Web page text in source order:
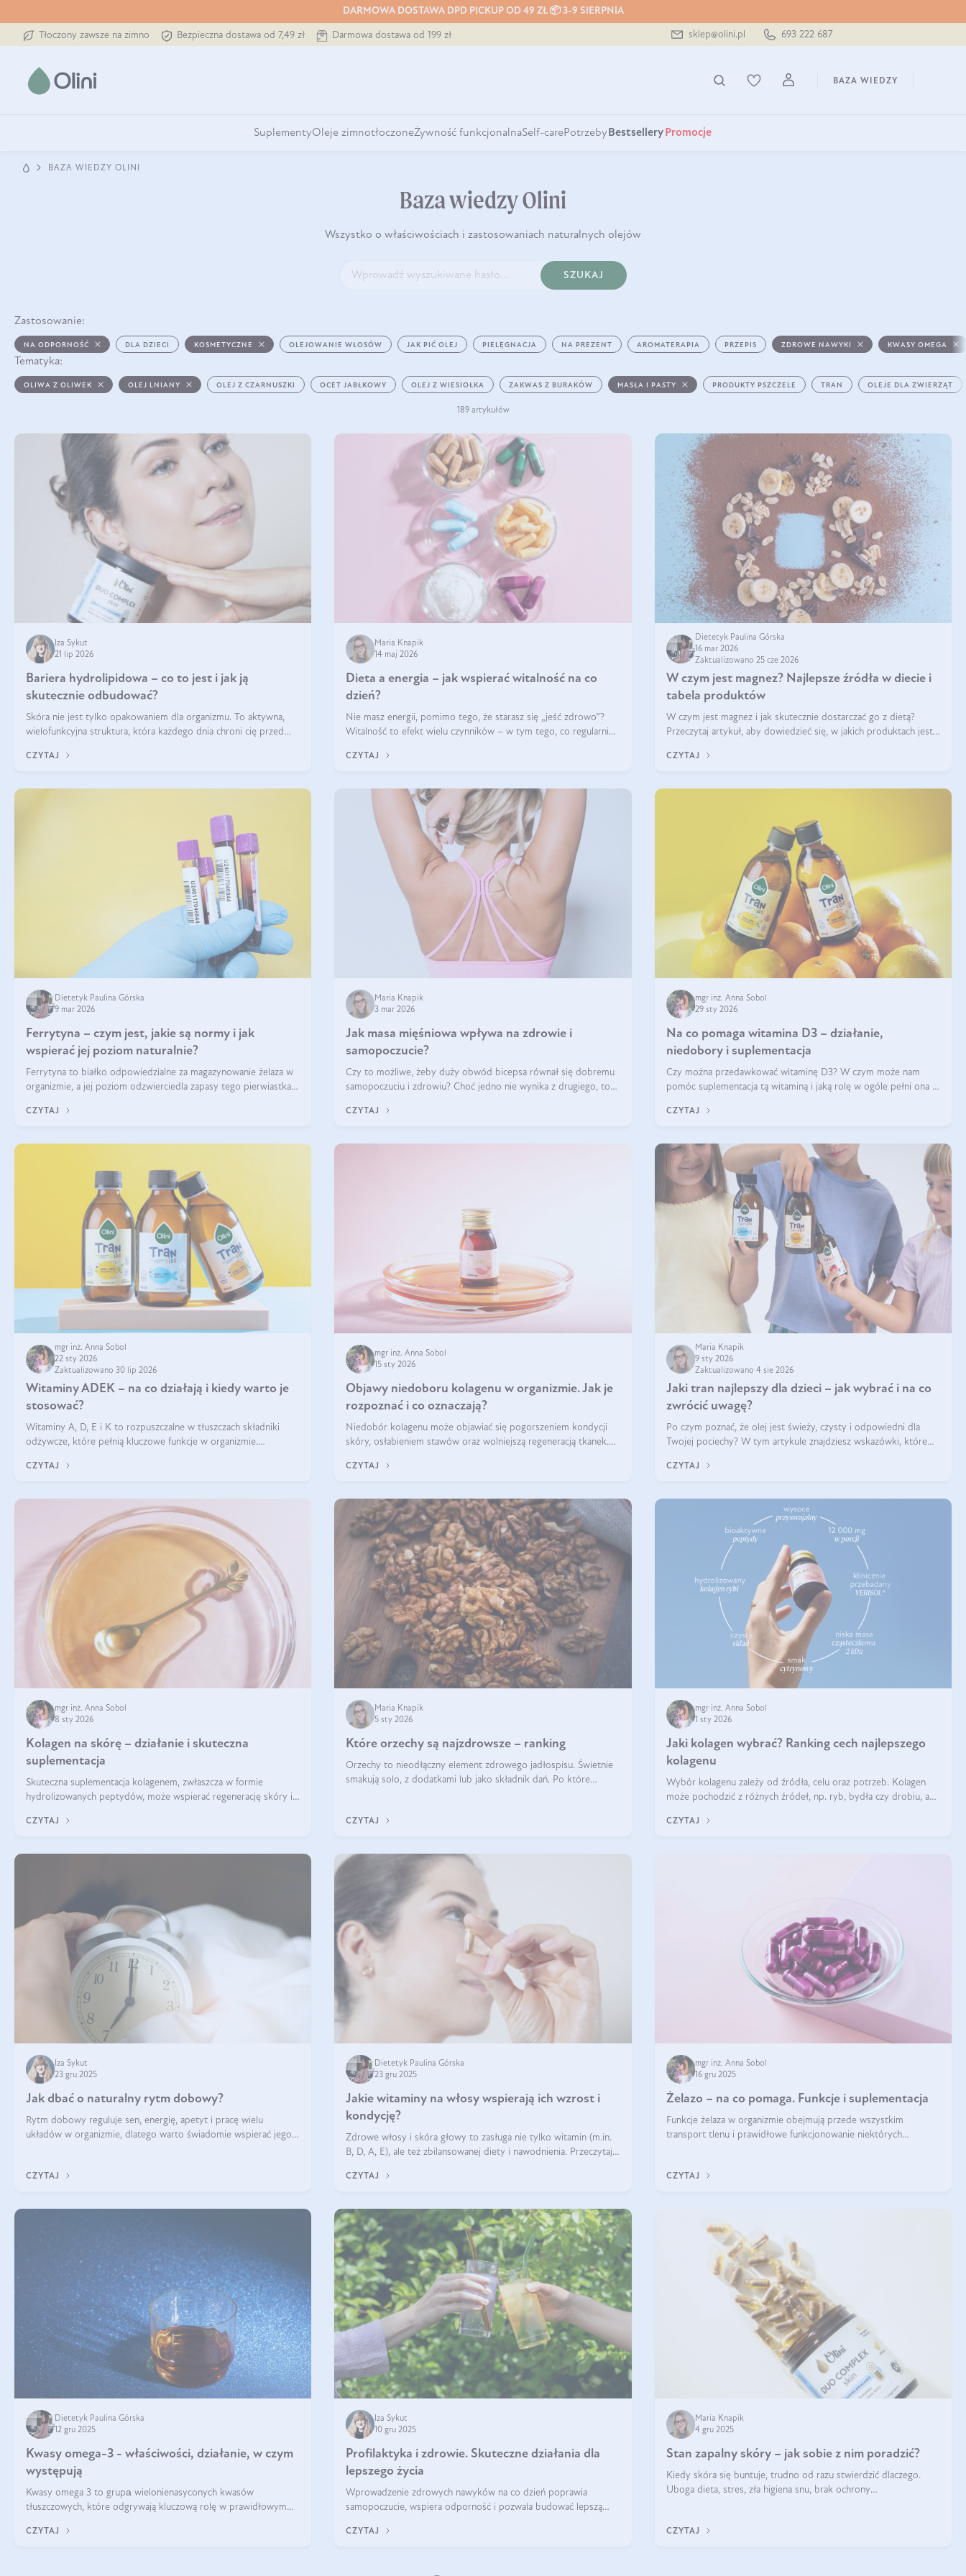
DARMOWA DOSTAWA DPD PICKUP OD 49 ZŁ 📦 3-9 SIERPNIA
Tłoczony zawsze na zimno Bezpieczna dostawa od 7,49 zł Darmowa dostawa od 199 zł sklep@olini.pl 693 222 687
BAZA WIEDZY
SuplementyOleje zimnotłoczoneŻywność funkcjonalnaSelf-carePotrzeby Bestsellery Promocje
BAZA WIEDZY OLINI
Baza wiedzy Olini
Wszystko o właściwościach i zastosowaniach naturalnych olejów
SZUKAJ
Zastosowanie:
NA ODPORNOŚĆ DLA DZIECI KOSMETYCZNE OLEJOWANIE WŁOSÓW JAK PIĆ OLEJ PIELĘGNACJA NA PREZENT AROMATERAPIA PRZEPIS ZDROWE NAWYKI KWASY OMEGA
Tematyka:
OLIWA Z OLIWEK OLEJ LNIANY OLEJ Z CZARNUSZKI OCET JABŁKOWY OLEJ Z WIESIOŁKA ZAKWAS Z BURAKÓW MASŁA I PASTY PRODUKTY PSZCZELE TRAN OLEJE DLA ZWIERZĄT
189 artykułów
Iza Sykut
21 lip 2026
Bariera hydrolipidowa – co to jest i jak ją
skutecznie odbudować?
Skóra nie jest tylko opakowaniem dla organizmu. To aktywna,
wielofunkcyjna struktura, która każdego dnia chroni cię przed
środowiskowymi. Jednym z jej kluczowych elementów jest
CZYTAJ
Maria Knapik
14 maj 2026
Dieta a energia – jak wspierać witalność na co
dzień?
Nie masz energii, pomimo tego, że starasz się „jeść zdrowo”?
Witalność to efekt wielu czynników – w tym tego, co regularnie
się w zależności od osoby
CZYTAJ
Dietetyk Paulina Górska
16 mar 2026
Zaktualizowano 25 cze 2026
W czym jest magnez? Najlepsze źródła w diecie i
tabela produktów
W czym jest magnez i jak skutecznie dostarczać go z dietą?
Przeczytaj artykuł, aby dowiedzieć się, w jakich produktach jest
CZYTAJ
Dietetyk Paulina Górska
9 mar 2026
Ferrytyna – czym jest, jakie są normy i jak
wspierać jej poziom naturalnie?
Ferrytyna to białko odpowiedzialne za magazynowanie żelaza w
organizmie, a jej poziom odzwierciedla zapasy tego pierwiastka.
ferrytyny daje objawy, które mogą utrudniać codzienne
CZYTAJ
Maria Knapik
3 mar 2026
Jak masa mięśniowa wpływa na zdrowie i
samopoczucie?
Czy to możliwe, żeby duży obwód bicepsa równał się dobremu
samopoczuciu i zdrowiu? Choć jedno nie wynika z drugiego, to
poprawić jakość życia. W jaki sposób? W tym wpisie wszystko
CZYTAJ
mgr inż. Anna Sobol
29 sty 2026
Na co pomaga witamina D3 – działanie,
niedobory i suplementacja
Czy można przedawkować witaminę D3? W czym może nam
pomóc suplementacja tą witaminą i jaką rolę w ogóle pełni ona w
zalecane jest jesienią i zimą, ale czy wiesz, dlaczego warto to
CZYTAJ
mgr inż. Anna Sobol
22 sty 2026
Zaktualizowano 30 lip 2026
Witaminy ADEK – na co działają i kiedy warto je
stosować?
Witaminy A, D, E i K to rozpuszczalne w tłuszczach składniki
odżywcze, które pełnią kluczowe funkcje w organizmie.
krzepliwość krwi oraz mineralizację kości.
CZYTAJ
mgr inż. Anna Sobol
15 sty 2026
Objawy niedoboru kolagenu w organizmie. Jak je
rozpoznać i co oznaczają?
Niedobór kolagenu może objawiać się pogorszeniem kondycji
skóry, osłabieniem stawów oraz wolniejszą regeneracją tkanek.
skóry, bóle stawów, łamliwość paznokci oraz osłabienie włosów.
CZYTAJ
Maria Knapik
9 sty 2026
Zaktualizowano 4 sie 2026
Jaki tran najlepszy dla dzieci – jak wybrać i na co
zwrócić uwagę?
Po czym poznać, że olej jest świeży, czysty i odpowiedni dla
Twojej pociechy? W tym artykule znajdziesz wskazówki, które
CZYTAJ
mgr inż. Anna Sobol
8 sty 2026
Kolagen na skórę – działanie i skuteczna
suplementacja
Skuteczna suplementacja kolagenem, zwłaszcza w formie
hydrolizowanych peptydów, może wspierać regenerację skóry i
regularnością stosowania.
CZYTAJ
Maria Knapik
5 sty 2026
Które orzechy są najzdrowsze – ranking
Orzechy to nieodłączny element zdrowego jadłospisu. Świetnie
smakują solo, z dodatkami lub jako składnik dań. Po które
CZYTAJ
mgr inż. Anna Sobol
1 sty 2026
Jaki kolagen wybrać? Ranking cech najlepszego
kolagenu
Wybór kolagenu zależy od źródła, celu oraz potrzeb. Kolagen
może pochodzić z różnych źródeł, np. ryb, bydła czy drobiu, a
sprawdza się kolagen rybi, a dla wspierania stawów — kolagen
CZYTAJ
Iza Sykut
23 gru 2025
Jak dbać o naturalny rytm dobowy?
Rytm dobowy reguluje sen, energię, apetyt i pracę wielu
układów w organizmie, dlatego warto świadomie wspierać jego
CZYTAJ
Dietetyk Paulina Górska
23 gru 2025
Jakie witaminy na włosy wspierają ich wzrost i
kondycję?
Zdrowe włosy i skóra głowy to zasługa nie tylko witamin (m.in.
B, D, A, E), ale też zbilansowanej diety i nawodnienia. Przeczytaj
wypadanie włosów.
CZYTAJ
mgr inż. Anna Sobol
16 gru 2025
Żelazo – na co pomaga. Funkcje i suplementacja
Funkcje żelaza w organizmie obejmują przede wszystkim
transport tlenu i prawidłowe funkcjonowanie niektórych
etapie życia.
CZYTAJ
Dietetyk Paulina Górska
12 gru 2025
Kwasy omega-3 - właściwości, działanie, w czym
występują
Kwasy omega 3 to grupа wielonienasyconych kwasów
tłuszczowych, które odgrywają kluczową rolę w prawidłowym
układu odpornościowego.
CZYTAJ
Iza Sykut
10 gru 2025
Profilaktyka i zdrowie. Skuteczne działania dla
lepszego życia
Wprowadzenie zdrowych nawyków na co dzień poprawia
samopoczucie, wspiera odporność i pozwala budować lepszą
CZYTAJ
Maria Knapik
4 gru 2025
Stan zapalny skóry – jak sobie z nim poradzić?
Kiedy skóra się buntuje, trudno od razu stwierdzić dlaczego.
Uboga dieta, stres, zła higiena snu, brak ochrony
CZYTAJ